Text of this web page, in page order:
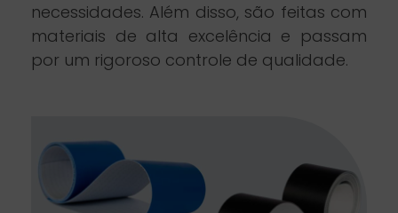
necessidades. Além disso, são feitas com
materiais de alta excelência e passam
por um rigoroso controle de qualidade.